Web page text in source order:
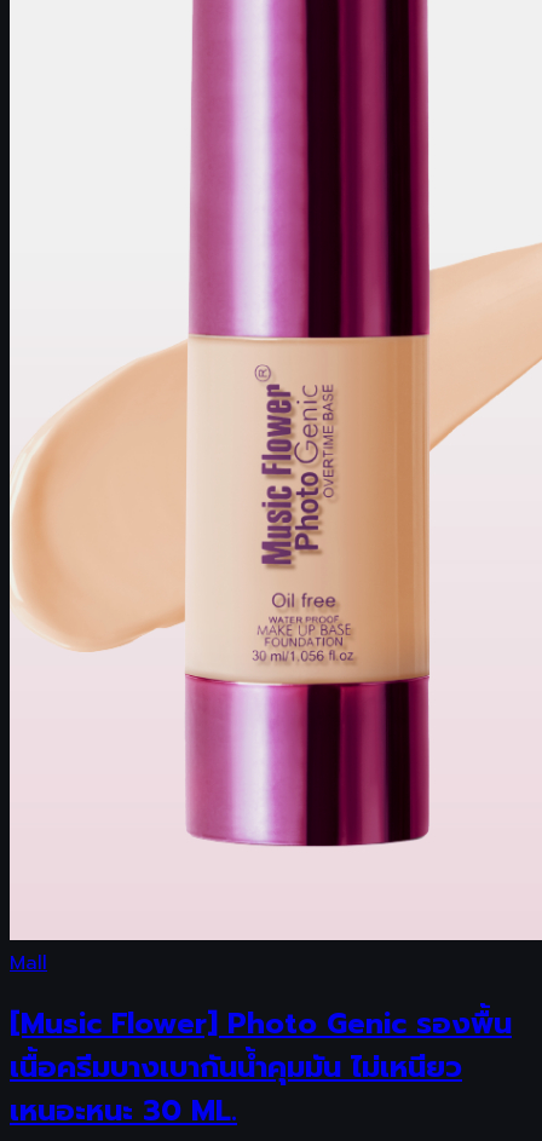
Mall
[Music Flower] Photo Genic รองพื้น
เนื้อครีมบางเบากันน้ำคุมมัน ไม่เหนียว
เหนอะหนะ 30 ML.